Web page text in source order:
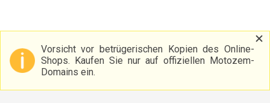
Vorsicht vor betrügerischen Kopien des Online-
Shops. Kaufen Sie nur auf offiziellen Motozem-
Domains ein.